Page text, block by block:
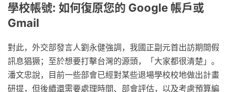
學校帳號: 如何復原您的 Google 帳戶或
Gmail
對此，外交部發言人劉永健強調，我國正副元首出訪期間假
訊息猖獗；至於想要打擊台灣的源頭，「大家都很清楚」。
潘文忠說，目前一些部會已經對某些退場學校校地做出計畫
研提，但後續還需要處理時間、部會評估，以及考慮預算編